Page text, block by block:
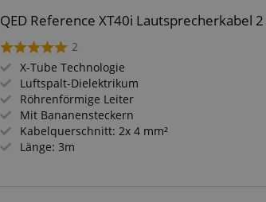
QED Reference XT40i Lautsprecherkabel
2
X-Tube Technologie
Luftspalt-Dielektrikum
Röhrenförmige Leiter
Mit Bananensteckern
Kabelquerschnitt: 2x 4 mm²
Länge: 3m